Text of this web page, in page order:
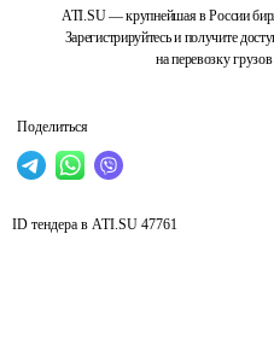
ATI.SU — крупнейшая в России
Зарегистрируйтесь и получите
на перевозку
Поделиться
ID тендера в ATI.SU 47761